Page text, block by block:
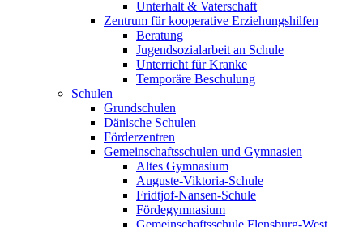
Unterhalt & Vaterschaft
Zentrum für kooperative Erziehungshilfen
Beratung
Jugendsozialarbeit an Schule
Unterricht für Kranke
Temporäre Beschulung
Schulen
Grundschulen
Dänische Schulen
Förderzentren
Gemeinschaftsschulen und Gymnasien
Altes Gymnasium
Auguste-Viktoria-Schule
Fridtjof-Nansen-Schule
Fördegymnasium
Gemeinschaftsschule Flensburg-West